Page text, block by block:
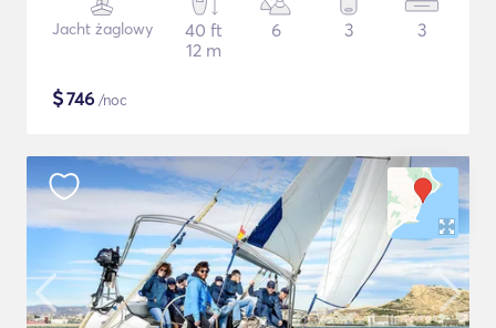
Jacht żaglowy
40 ft
12 m
6 3 3
$746 /noc